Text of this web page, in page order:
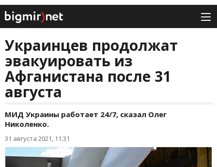
Украинцев продолжат
эвакуировать из
Афганистана после 31
августа
МИД Украины работает 24/7, сказал Олег
Николенко.
31 августа 2021, 11:31